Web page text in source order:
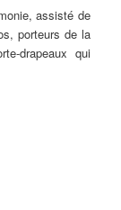
assisté de
porteurs de la
drapeaux qui